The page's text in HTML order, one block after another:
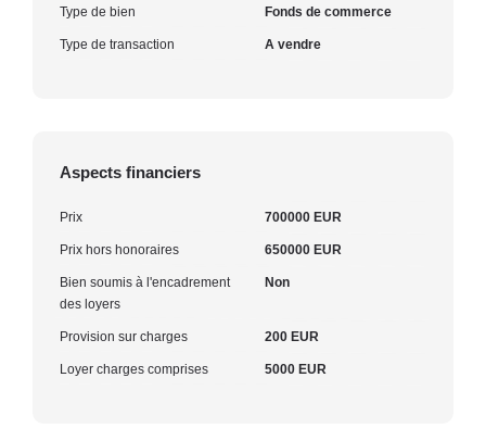
Type de bien Fonds de commerce
Type de transaction A vendre
Aspects financiers
Prix 700000 EUR
Prix hors honoraires 650000 EUR
Bien soumis à l'encadrement
des loyers
Non
Provision sur charges 200 EUR
Loyer charges comprises 5000 EUR